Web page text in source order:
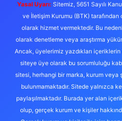
Yasal Uyarı: Sitemiz, 5651 Sayılı
ve İletişim Kurumu (BTK) tarafından
olarak hizmet vermektedir. Bu
olarak denetleme veya araştırma
Ancak, üyelerimiz yazdıkları
siteye üye olarak bu sorumluluğu
sitesi, herhangi bir marka, kurum veya
bulunmamaktadır. Sitede yalnızca
paylaşılmaktadır. Burada yer alan
olup, gerçek kurum ve kişiler